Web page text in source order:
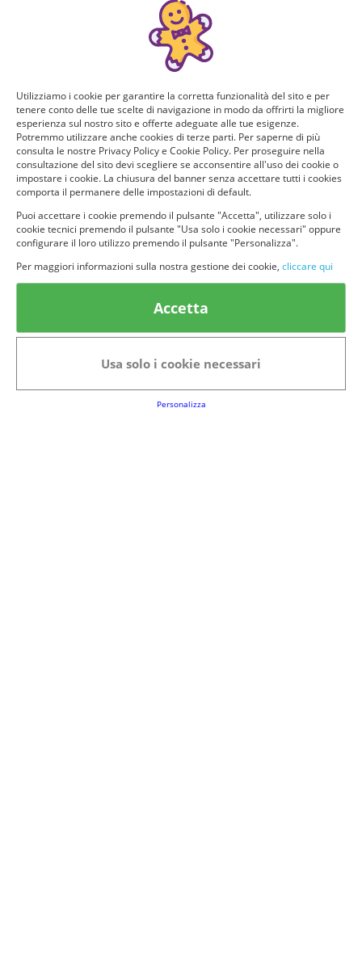
© provaprodottigratis.it 2023 | All Rights Reserved.
Categorie in evidenza
Animali
Utilizziamo i cookie per garantire la corretta funzionalità del sito e per
tenere conto delle tue scelte di navigazione in modo da offrirti la migliore
esperienza sul nostro sito e offerte adeguate alle tue esigenze.
Potremmo utilizzare anche cookies di terze parti. Per saperne di più
consulta le nostre Privacy Policy e Cookie Policy. Per proseguire nella
consultazione del sito devi scegliere se acconsentire all'uso dei cookie o
impostare i cookie. La chiusura del banner senza accettare tutti i cookies
comporta il permanere delle impostazioni di default.
Puoi accettare i cookie premendo il pulsante "Accetta", utilizzare solo i
cookie tecnici premendo il pulsante "Usa solo i cookie necessari" oppure
configurare il loro utilizzo premendo il pulsante "Personalizza".
Per maggiori informazioni sulla nostra gestione dei cookie, cliccare qui
Accetta
Usa solo i cookie necessari
Personalizza